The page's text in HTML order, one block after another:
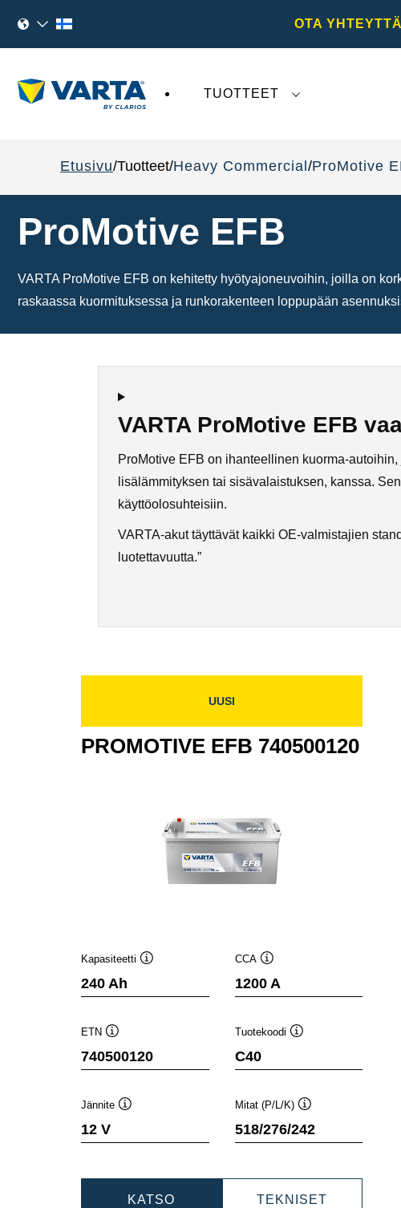
OTA YHTEYTTÄ
TUOTTEET
Etusivu Tuotteet Heavy Commercial ProMotive
ProMotive EFB
VARTA ProMotive EFB on kehitetty hyötyajoneuvoihin, joilla on
raskaassa kuormituksessa ja runkorakenteen loppupään
VARTA ProMotive EFB
ProMotive EFB on ihanteellinen kuorma-
lisälämmityksen tai sisävalaistuksen, kanssa.
käyttöolosuhteisiin.
VARTA-akut täyttävät kaikki OE-valmistajien
luotettavuutta.”
UUSI
PROMOTIVE EFB 740500120
Kapasiteetti
240 Ah
CCA
1200 A
ETN
740500120
Tuotekoodi
C40
Jännite
12 V
Mitat (P/L/K)
518/276/242
KATSO
TEKNISET